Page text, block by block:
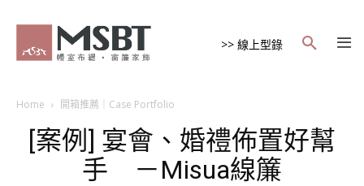
>> 線上型錄
Home 開箱推薦｜Case Portfolio
[案例] 宴會、婚禮佈置好幫
手 －Misua線簾